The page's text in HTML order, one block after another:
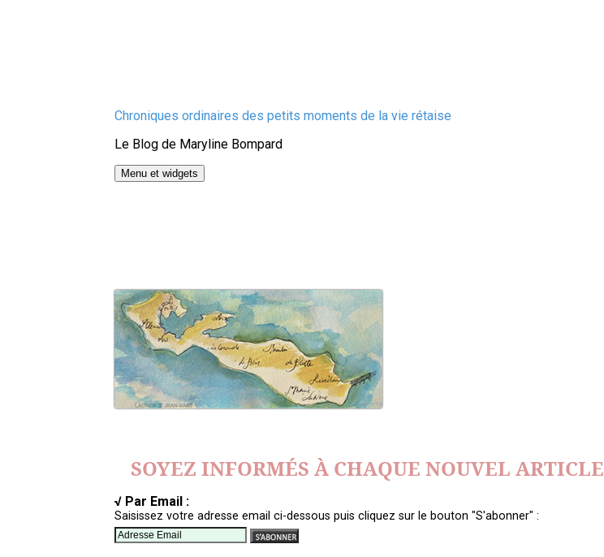
Chroniques ordinaires des petits moments de la vie rétaise
Le Blog de Maryline Bompard
Menu et widgets
SOYEZ INFORMÉS À CHAQUE NOUVEL ARTICLE
√ Par Email :
Saisissez votre adresse email ci-dessous puis cliquez sur le bouton "S'abonner" :